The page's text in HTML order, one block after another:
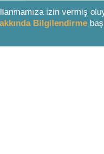
izin vermiş
Bilgilendirme